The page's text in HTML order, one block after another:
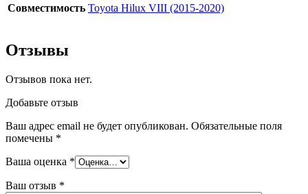
Совместимость Toyota Hilux VIII (2015-2020)
Отзывы
Отзывов пока нет.
Добавьте отзыв
Ваш адрес email не будет опубликован. Обязательные поля
помечены *
Ваша оценка *
Ваш отзыв *